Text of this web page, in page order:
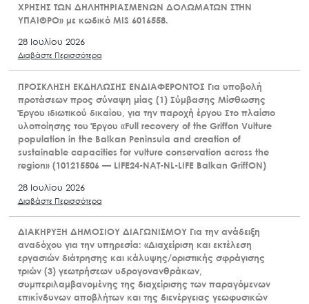
ΧΡΗΣΗΣ ΤΩΝ ΔΗΛΗΤΗΡΙΑΣΜΕΝΩΝ ΔΟΛΩΜΑΤΩΝ ΣΤΗΝ
ΥΠΑΙΘΡΟ» με κωδικό MIS 6016558.
28 Ιουλίου 2026
Διαβάστε Περισσότερα
ΠΡΟΣΚΛΗΣΗ ΕΚΔΗΛΩΣΗΣ ΕΝΔΙΑΦΕΡΟΝΤΟΣ Για υποβολή
προτάσεων προς σύναψη μίας (1) Σύμβασης Μίσθωσης
Έργου ιδιωτικού δικαίου, για την παροχή έργου Στο πλαίσιο
υλοποίησης του Έργου «Full recovery of the Griffon Vulture
population in the Balkan Peninsula and creation of
sustainable capacities for vulture conservation across the
region» (101215506 — LIFE24-NAT-NL-LIFE Balkan GriffON)
28 Ιουλίου 2026
Διαβάστε Περισσότερα
ΔΙΑΚΗΡΥΞΗ ΔΗΜΟΣΙΟΥ ΔΙΑΓΩΝΙΣΜΟΥ Για την ανάδειξη
αναδόχου για την υπηρεσία: «Διαχείριση και εκτέλεση
εργασιών διάτρησης και κάλυψης/οριστικής σφράγισης
τριών (3) γεωτρήσεων υδρογονανθράκων,
συμπεριλαμβανομένης της διαχείρισης των παραγόμενων
επικίνδυνων αποβλήτων και της διενέργειας γεωφυσικών